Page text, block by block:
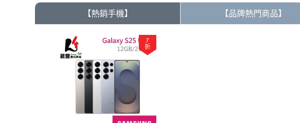
【熱銷手機】 【品牌熱門商品】
7
折